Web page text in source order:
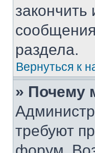
закончить
раздела.
Вернуться к
» Почему
требуют